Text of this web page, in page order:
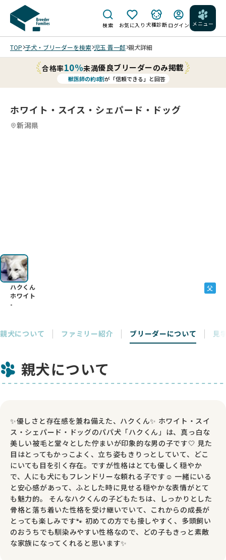
検索 お気に入り 犬種診断 ログイン メニュー
TOP 子犬・ブリーダーを検索 児玉 晋一郎 親犬詳細
合格率10%未満優良ブリーダーのみ掲載
獣医師の約8割が「信頼できる」と回答
ホワイト・スイス・シェパード・ドッグ
新潟県
ハクくん
ホワイト
-
父
親犬について ファミリー紹介 ブリーダーについて 見
親犬について
✨優しさと存在感を兼ね備えた、ハクくん✨ ホワイト・スイ
ス・シェパード・ドッグのパパ犬「ハクくん」は、真っ白な
美しい被毛と堂々とした佇まいが印象的な男の子です🤍 見た
目はとってもかっこよく、立ち姿もきりっとしていて、どこ
にいても目を引く存在。ですが性格はとても優しく穏やか
で、人にも犬にもフレンドリーな頼れる子です☺️ 一緒にいる
と安心感があって、ふとした時に見せる穏やかな表情がとて
も魅力的。 そんなハクくんの子どもたちは、しっかりとした
骨格と落ち着いた性格を受け継いでいて、これからの成長が
とっても楽しみです🐾 初めての方でも接しやすく、多頭飼い
のおうちでも馴染みやすい性格なので、どの子もきっと素敵
な家族になってくれると思います✨